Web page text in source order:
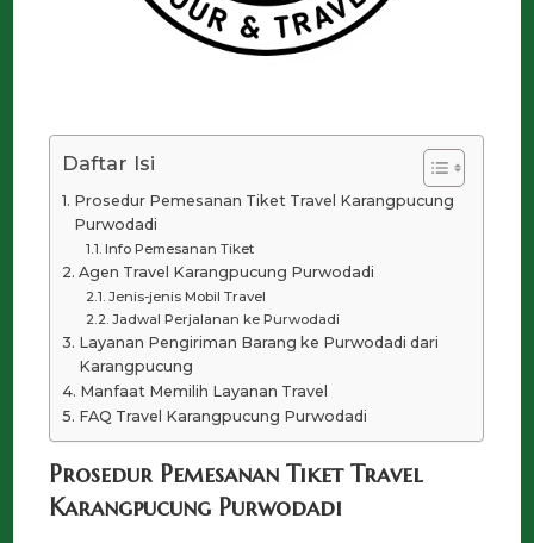
Daftar Isi
Prosedur Pemesanan Tiket Travel Karangpucung
Purwodadi
Info Pemesanan Tiket
Agen Travel Karangpucung Purwodadi
Jenis-jenis Mobil Travel
Jadwal Perjalanan ke Purwodadi
Layanan Pengiriman Barang ke Purwodadi dari
Karangpucung
Manfaat Memilih Layanan Travel
FAQ Travel Karangpucung Purwodadi
Prosedur Pemesanan Tiket Travel
Karangpucung Purwodadi